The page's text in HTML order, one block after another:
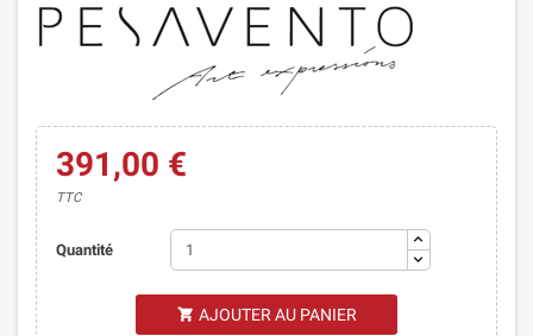
391,00 €
TTC
Quantité
 AJOUTER AU PANIER